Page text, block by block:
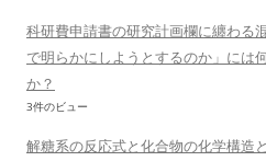
科研費申請書の研究計画欄に纏わる
で明らかにしようとするのか」には
か？
3件のビュー
解糖系の反応式と化合物の化学構造